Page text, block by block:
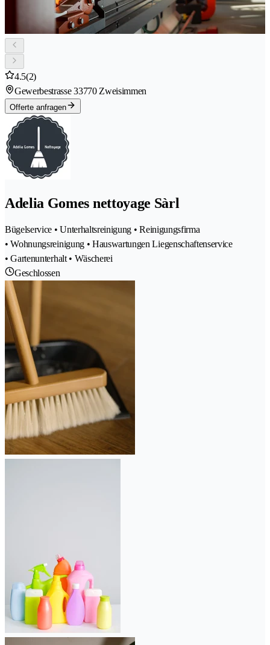
4.5(2)
Gewerbestrasse 33770 Zweisimmen
Offerte anfragen
Adelia Gomes nettoyage Sàrl
Bügelservice • Unterhaltsreinigung • Reinigungsfirma
• Wohnungsreinigung • Hauswartungen Liegenschaftenservice
• Gartenunterhalt • Wäscherei
Geschlossen